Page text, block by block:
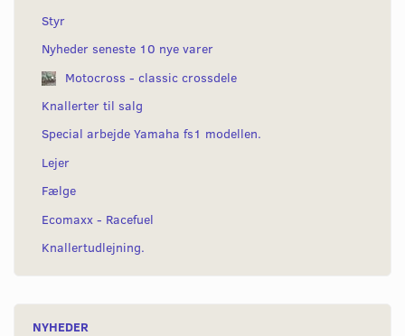
Styr
Nyheder seneste 10 nye varer
Motocross - classic crossdele
Knallerter til salg
Special arbejde Yamaha fs1 modellen.
Lejer
Fælge
Ecomaxx - Racefuel
Knallertudlejning.
NYHEDER